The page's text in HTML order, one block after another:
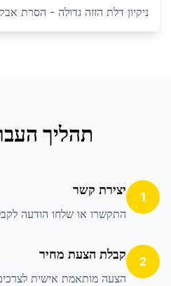
ניקיון דלת הזזה גדולה - הסרת
תהליך
1 יצירת קשר
התקשרו או שלחו הודעה
2 קבלת הצעת מחיר
הצעה מותאמת אישית